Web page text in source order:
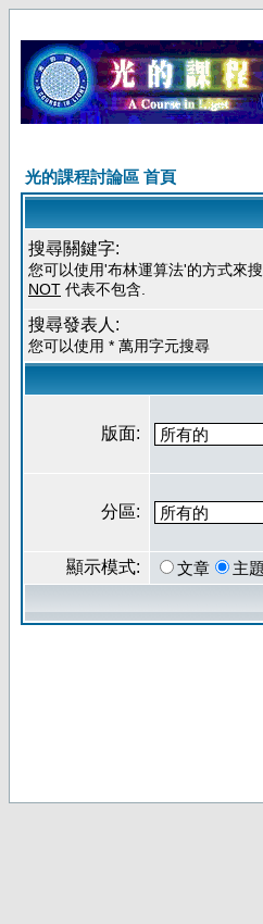
光的課程討論區 首頁
搜尋關鍵字:
您可以使用'布林運算法'的方式來搜
NOT 代表不包含.
搜尋發表人:
您可以使用 * 萬用字元搜尋
版面:
分區:
顯示模式: 文章 主題